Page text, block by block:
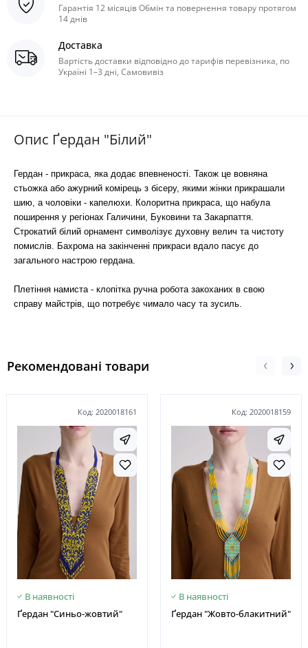
Гарантія 12 місяців Обмін та повернення товару протягом
14 днів
Доставка
Вартість доставки відповідно до тарифів перевізника, по
Україні 1–3 дні, Самовивіз
Опис Ґердан "Білий"
Гердан - прикраса, яка додає впевненості. Також це вовняна
стьожка або ажурний комірець з бісеру, якими жінки прикрашали
шию, а чоловіки - капелюхи. Колоритна прикраса, що набула
поширення у регіонах Галичини, Буковини та Закарпаття.
Строкатий білий орнамент символізує духовну велич та чистоту
помислів. Бахрома на закінченні прикраси вдало пасує до
загального настрою гердана.
Плетіння намиста - клопітка ручна робота закоханих в свою
справу майстрів, що потребує чимало часу та зусиль.
Рекомендовані товари
Код: 2020018161
В наявності
Ґердан "Синьо-жовтий"
Код: 2020018159
В наявності
Ґердан "Жовто-блакитний"